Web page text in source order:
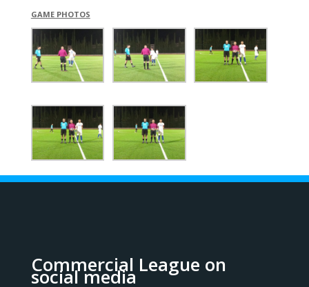
GAME PHOTOS
Commercial League on
social media